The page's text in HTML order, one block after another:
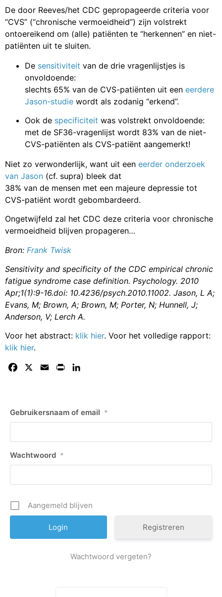
De door Reeves/het CDC gepropageerde criteria voor
“CVS” (“chronische vermoeidheid”) zijn volstrekt
ontoereikend om (alle) patiënten te “herkennen” en niet-
patiënten uit te sluiten.
De sensitiviteit van de drie vragenlijstjes is
onvoldoende:
slechts 65% van de CVS-patiënten uit een eerdere
Jason-studie wordt als zodanig “erkend”.
Ook de specificiteit was volstrekt onvoldoende:
met de SF36-vragenlijst wordt 83% van de niet-
CVS-patiënten als CVS-patiënt aangemerkt!
Niet zo verwonderlijk, want uit een eerder onderzoek
van Jason (cf. supra) bleek dat
38% van de mensen met een majeure depressie tot
CVS-patiënt wordt gebombardeerd.
Ongetwijfeld zal het CDC deze criteria voor chronische
vermoeidheid blijven propageren…
Bron: Frank Twisk
Sensitivity and specificity of the CDC empirical chronic
fatigue syndrome case definition. Psychology. 2010
Apr;1(1):9-16.doi: 10.4236/psych.2010.11002. Jason, L A;
Evans, M; Brown, A; Brown, M; Porter, N; Hunnell, J;
Anderson, V; Lerch A.
Voor het abstract: klik hier. Voor het volledige rapport:
klik hier.
Facebook Email Print
Gebruikersnaam of email *
Wachtwoord *
Aangemeld blijven
Registreren
Wachtwoord vergeten?